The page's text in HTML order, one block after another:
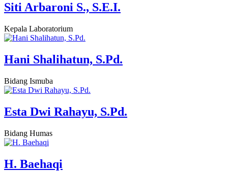
Siti Arbaroni S., S.E.I.
Kepala Laboratorium
Hani Shalihatun, S.Pd.
Bidang Ismuba
Esta Dwi Rahayu, S.Pd.
Bidang Humas
H. Baehaqi